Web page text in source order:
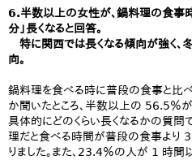
6.半数以上の女性が、鍋料理の食事
分」長くなると回答。
特に関西では長くなる傾向が強く、
向。
鍋料理を食べる時に普段の食事と比
か聞いたところ、半数以上の 56.5％が
具体的にどのくらい長くなるかの質問
理だと食べる時間が普段の食事より
りました。また、23.4％の人が 1 時間